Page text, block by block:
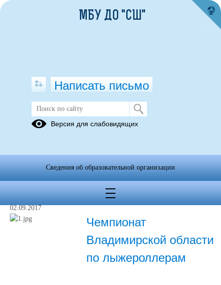
Чемпионат Владимирской области
по лыжероллерам
02.09.2017
Чемпионат
Владимирской области
по лыжероллерам
МБУ ДО "СШ"
Написать письмо
Версия для слабовидящих
Сведения об образовательной организации